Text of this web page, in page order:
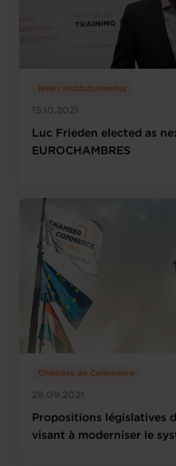
15.10.2021
News institutionnelles
Luc Frieden elected as
EUROCHAMBRES
29.09.2021
Chambre de Commerce
Propositions législatives
visant à moderniser le